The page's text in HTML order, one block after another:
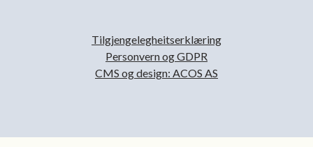
Tilgjengelegheitserklæring
Personvern og GDPR
CMS og design: ACOS AS